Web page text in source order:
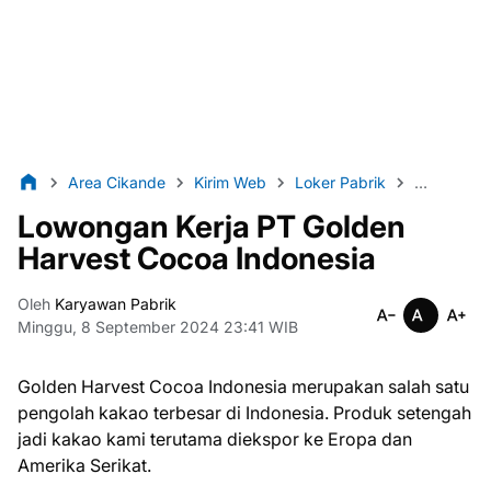
Area Cikande Kirim Web Loker Pabrik Lulusan
Lowongan Kerja PT Golden
Harvest Cocoa Indonesia
Oleh Karyawan Pabrik
Minggu, 8 September 2024 23:41 WIB
Golden Harvest Cocoa Indonesia merupakan salah satu
pengolah kakao terbesar di Indonesia. Produk setengah
jadi kakao kami terutama diekspor ke Eropa dan
Amerika Serikat.